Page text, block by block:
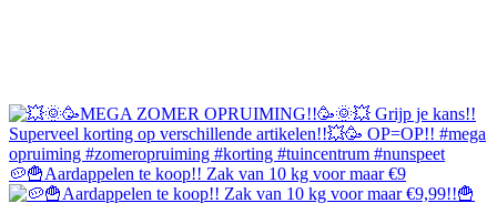
🥔🍟Aardappelen te koop!! Zak van 10 kg voor maar €9